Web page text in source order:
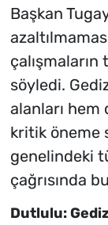
Başkan
çalışmaların
söyledi.
alanları hem
kritik öneme
genelindeki
çağrısında
Dutlulu: